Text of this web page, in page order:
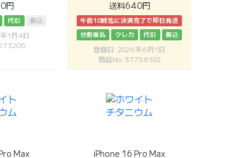
円
代引 振込
1月4日
送料640円
午前10時迄に決済完了で即日発送
分割後払
クレカ 代引 振込
登録日: 2026年6月1日
商品No: 37756102
Max iPhone 16 Pro Max